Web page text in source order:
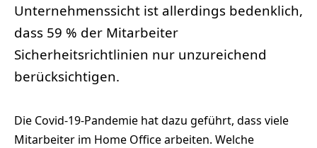
Unternehmenssicht ist allerdings bedenklich,
dass 59 % der Mitarbeiter
Sicherheitsrichtlinien nur unzureichend
berücksichtigen.
Die Covid-19-Pandemie hat dazu geführt, dass viele
Mitarbeiter im Home Office arbeiten. Welche